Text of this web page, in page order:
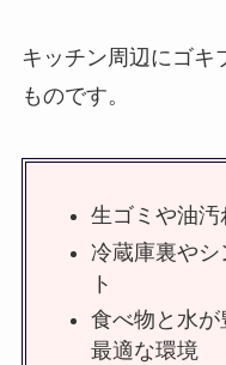
キッチン周辺にゴキ
ものです。
生ゴミや油汚
冷蔵庫裏やシ
ト
食べ物と水が
最適な環境